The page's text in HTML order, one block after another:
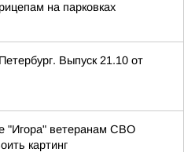
на парковках
Выпуск 21.10 от
"Игора" ветеранам СВО
картинг